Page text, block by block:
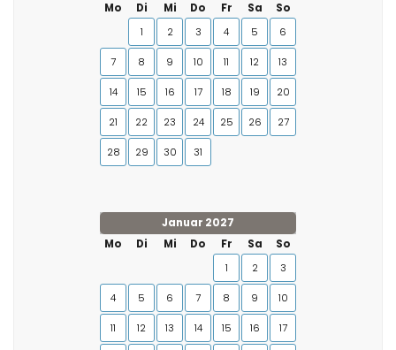
Mo
Di Mi Do Fr Sa
So
1
2 3 4 5 6
7 8 9 10 11 12 13
14 15 16 17 18 19 20
21 22 23 24 25 26 27
28 29 30 31
Januar 2027
Mo
Di Mi Do Fr Sa
So
1
2 3
4 5 6 7 8 9 10
11 12 13 14 15 16 17